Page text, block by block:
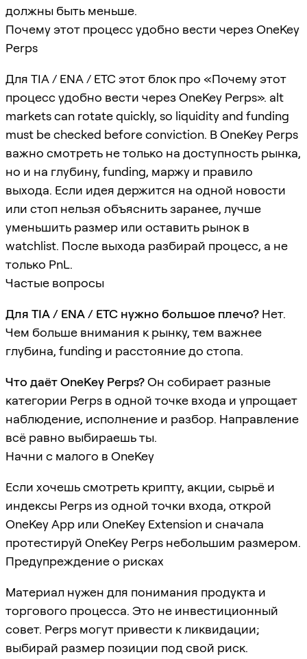
должны быть меньше.
Почему этот процесс удобно вести через OneKey
Perps
Для TIA / ENA / ETC этот блок про «Почему этот
процесс удобно вести через OneKey Perps». alt
markets can rotate quickly, so liquidity and funding
must be checked before conviction. В OneKey Perps
важно смотреть не только на доступность рынка,
но и на глубину, funding, маржу и правило
выхода. Если идея держится на одной новости
или стоп нельзя объяснить заранее, лучше
уменьшить размер или оставить рынок в
watchlist. После выхода разбирай процесс, а не
только PnL.
Частые вопросы
Для TIA / ENA / ETC нужно большое плечо? Нет.
Чем больше внимания к рынку, тем важнее
глубина, funding и расстояние до стопа.
Что даёт OneKey Perps?Он собирает разные
категории Perps в одной точке входа и упрощает
наблюдение, исполнение и разбор. Направление
всё равно выбираешь ты.
Начни с малого в OneKey
Если хочешь смотреть крипту, акции, сырьё и
индексы Perps из одной точки входа, открой
OneKey App или OneKey Extension и сначала
протестируй OneKey Perps небольшим размером.
Предупреждение о рисках
Материал нужен для понимания продукта и
торгового процесса. Это не инвестиционный
совет. Perps могут привести к ликвидации;
выбирай размер позиции под свой риск.